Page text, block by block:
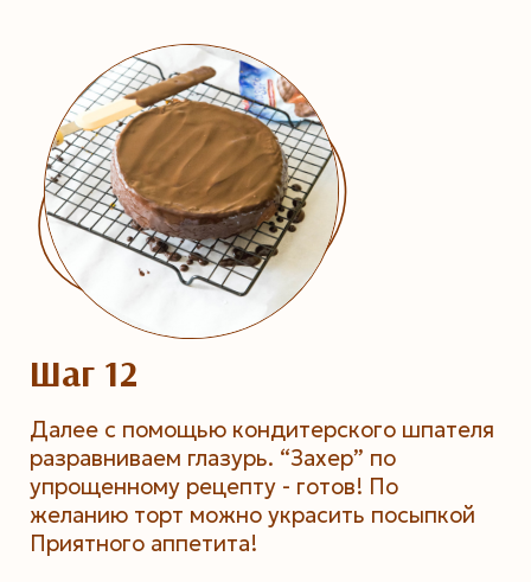
Шаг 12
Далее с помощью кондитерского шпателя
разравниваем глазурь. “Захер” по
упрощенному рецепту - готов! По
желанию торт можно украсить посыпкой
Приятного аппетита!